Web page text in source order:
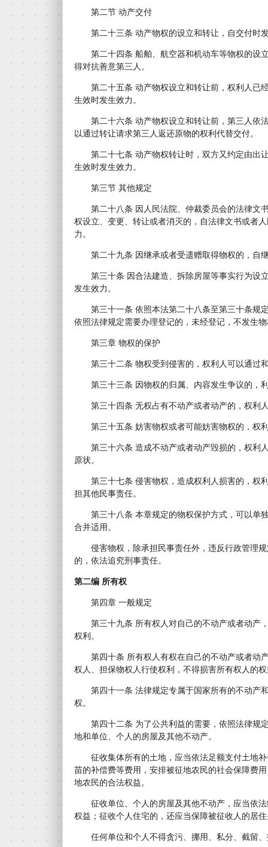
第二节 动产交付
第二十三条 动产物权的设立和转让，自交付时
第二十四条 船舶、航空器和机动车等物权的设
得对抗善意第三人。
第二十五条 动产物权设立和转让前，权利人已
生效时发生效力。
第二十六条 动产物权设立和转让前，第三人依
以通过转让请求第三人返还原物的权利代替交付。
第二十七条 动产物权转让时，双方又约定由出
生效时发生效力。
第三节 其他规定
第二十八条 因人民法院、仲裁委员会的法律文
权设立、变更、转让或者消灭的，自法律文书或者
力。
第二十九条 因继承或者受遗赠取得物权的，自
第三十条 因合法建造、拆除房屋等事实行为设
发生效力。
第三十一条 依照本法第二十八条至第三十条规
依照法律规定需要办理登记的，未经登记，不发生
第三章 物权的保护
第三十二条 物权受到侵害的，权利人可以通过
第三十三条 因物权的归属、内容发生争议的，
第三十四条 无权占有不动产或者动产的，权利
第三十五条 妨害物权或者可能妨害物权的，权
第三十六条 造成不动产或者动产毁损的，权利
原状。
第三十七条 侵害物权，造成权利人损害的，权
担其他民事责任。
第三十八条 本章规定的物权保护方式，可以单
合并适用。
侵害物权，除承担民事责任外，违反行政管理规
的，依法追究刑事责任。
第二编 所有权
第四章 一般规定
第三十九条 所有权人对自己的不动产或者动产
权利。
第四十条 所有权人有权在自己的不动产或者动
权人、担保物权人行使权利，不得损害所有权人的
第四十一条 法律规定专属于国家所有的不动产
权。
第四十二条 为了公共利益的需要，依照法律规
地和单位、个人的房屋及其他不动产。
征收集体所有的土地，应当依法足额支付土地补
苗的补偿费等费用，安排被征地农民的社会保障费
地农民的合法权益。
征收单位、个人的房屋及其他不动产，应当依法
权益；征收个人住宅的，还应当保障被征收人的居
任何单位和个人不得贪污、挪用、私分、截留、